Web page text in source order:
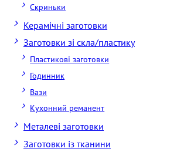
Скриньки
Керамічні заготовки
Заготовки зі скла/пластику
Пластикові заготовки
Годинник
Вази
Кухонний реманент
Металеві заготовки
Заготовки із тканини